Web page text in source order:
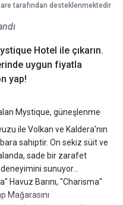
Hotel ile çıkarın.
uygun fiyatla
yap!
Mystique, güneşlenme
ile Volkan ve Kaldera'nın
sahiptir. On sekiz süit ve
sade bir zarafet
sunuyor...
Havuz Barını, "Charisma"
Mağarasını
tarafından desteklenmektedir